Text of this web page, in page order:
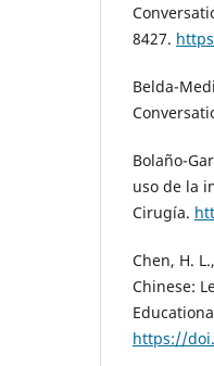
8427.
Belda-
Bolaño-
uso de la
Cirugía.
Chen, H.
Chinese:
https://